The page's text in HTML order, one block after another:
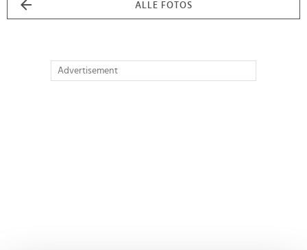
ALLE FOTOS
Advertisement